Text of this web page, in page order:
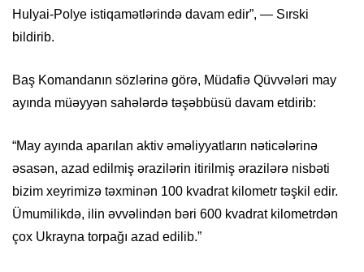
Hulyai-Polye istiqamətlərində davam edir”, — Sırski
bildirib.
Baş Komandanın sözlərinə görə, Müdafiə Qüvvələri may
ayında müəyyən sahələrdə təşəbbüsü davam etdirib:
“May ayında aparılan aktiv əməliyyatların nəticələrinə
əsasən, azad edilmiş ərazilərin itirilmiş ərazilərə nisbəti
bizim xeyrimizə təxminən 100 kvadrat kilometr təşkil edir.
Ümumilikdə, ilin əvvəlindən bəri 600 kvadrat kilometrdən
çox Ukrayna torpağı azad edilib.”